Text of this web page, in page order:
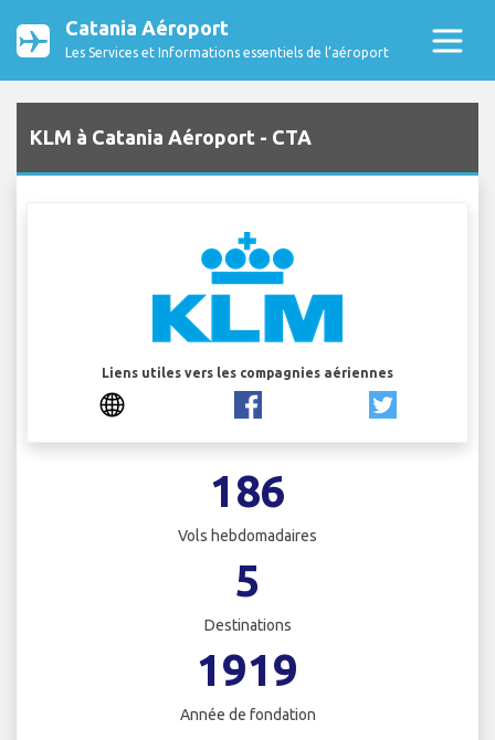
Catania Aéroport
Les Services et Informations essentiels de l’aéroport
KLM à Catania Aéroport - CTA
Liens utiles vers les compagnies aériennes
186
Vols hebdomadaires
5
Destinations
1919
Année de fondation